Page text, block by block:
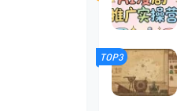
TOP3